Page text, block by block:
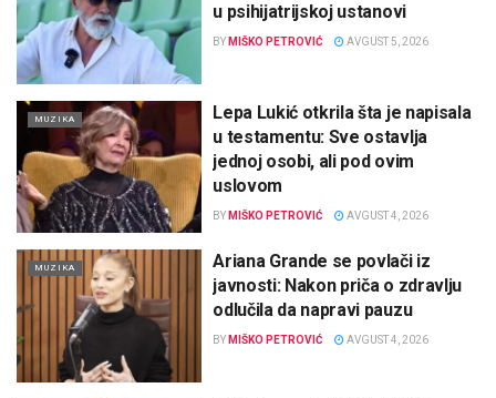
u psihijatrijskoj ustanovi
BY MIŠKO PETROVIĆ AVGUST 5, 2026
MUZIKA
Lepa Lukić otkrila šta je napisala
u testamentu: Sve ostavlja
jednoj osobi, ali pod ovim
uslovom
BY MIŠKO PETROVIĆ AVGUST 4, 2026
MUZIKA
Ariana Grande se povlači iz
javnosti: Nakon priča o zdravlju
odlučila da napravi pauzu
BY MIŠKO PETROVIĆ AVGUST 4, 2026